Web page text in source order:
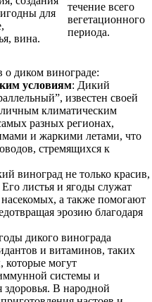
для
вина.
течение всего
вегетационного
периода.
о диком винограде:
условиям: Дикий
известен своей
климатическим
разных регионах,
и жаркими летами, что
стремящихся к
виноград не только красив,
листья и ягоды служат
а также помогают
эрозию благодаря
дикого винограда
и витаминов, таких
которые могут
системы и
В народной